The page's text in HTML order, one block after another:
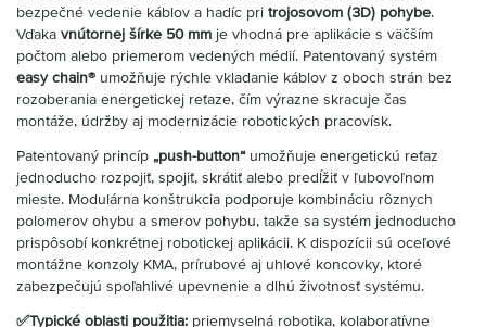
bezpečné vedenie káblov a hadíc pri trojosovom (3D) pohybe.
Vďaka vnútornej šírke 50 mm je vhodná pre aplikácie s väčším
počtom alebo priemerom vedených médií. Patentovaný systém
easy chain® umožňuje rýchle vkladanie káblov z oboch strán bez
rozoberania energetickej reťaze, čím výrazne skracuje čas
montáže, údržby aj modernizácie robotických pracovísk.
Patentovaný princíp „push-button“umožňuje energetickú reťaz
jednoducho rozpojiť, spojiť, skrátiť alebo predĺžiť v ľubovoľnom
mieste. Modulárna konštrukcia podporuje kombináciu rôznych
polomerov ohybu a smerov pohybu, takže sa systém jednoducho
prispôsobí konkrétnej robotickej aplikácii. K dispozícii sú oceľové
montážne konzoly KMA, prírubové aj uhlové koncovky, ktoré
zabezpečujú spoľahlivé upevnenie a dlhú životnosť systému.
✅Typické oblasti použitia: priemyselná robotika, kolaboratívne